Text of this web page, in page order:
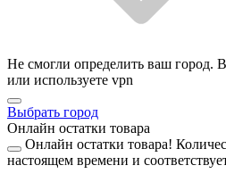
Не смогли определить ваш город.
или используете vpn
Выбрать город
Онлайн остатки товара
Онлайн остатки товара!
настоящем времени и